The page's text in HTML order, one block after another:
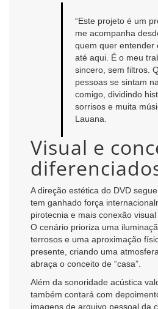
“Este projeto é um
me acompanha
quem quer entender
até aqui. É o meu
sincero, sem filtros.
pessoas se sintam
comigo, dividindo
sorrisos e muita
Lauana.
Visual e
A direção estética do DVD
tem ganhado força
pirotecnia e mais conexão
O cenário prioriza uma
terrosos e uma aproximação
presente, criando uma
abraça o conceito de “casa”.
Além da sonoridade acústica
também contará com
imagens de arquivo pessoal da